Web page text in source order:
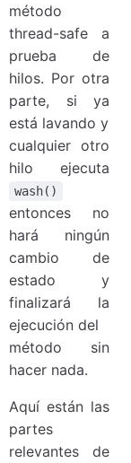
método
thread-safe a
prueba de
hilos. Por otra
parte, si ya
está lavando y
cualquier otro
hilo ejecuta
wash()
entonces no
hará ningún
cambio de
estado y
finalizará la
ejecución del
método sin
hacer nada.
Aquí están las
partes
relevantes de